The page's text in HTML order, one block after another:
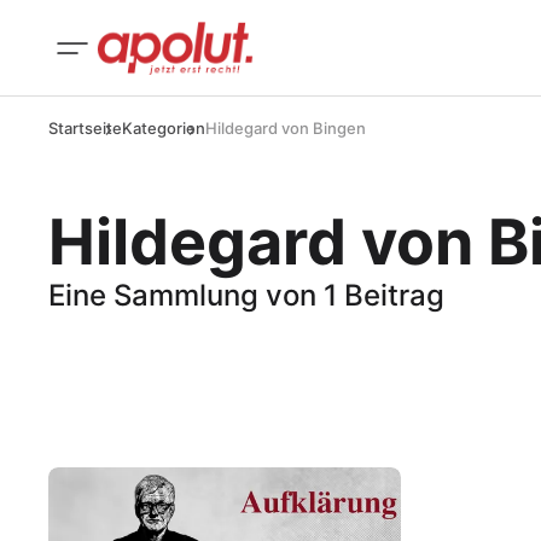
StartseiteKategorienHildegard von Bingen
Hildegard von
Eine Sammlung von 1 Beitrag